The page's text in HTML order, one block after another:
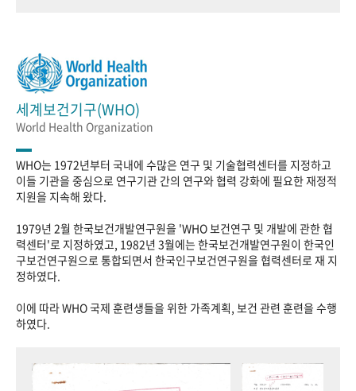
세계보건기구(WHO)
World Health Organization
WHO는 1972년부터 국내에 수많은 연구 및 기술협력센터를 지정하고
이들 기관을 중심으로 연구기관 간의 연구와 협력 강화에 필요한 재정적
지원을 지속해 왔다.
1979년 2월 한국보건개발연구원을 'WHO 보건연구 및 개발에 관한 협
력센터'로 지정하였고, 1982년 3월에는 한국보건개발연구원이 한국인
구보건연구원으로 통합되면서 한국인구보건연구원을 협력센터로 재 지
정하였다.
이에 따라 WHO 국제 훈련생들을 위한 가족계획, 보건 관련 훈련을 수행
하였다.